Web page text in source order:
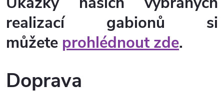
realizací gabionů si
můžete prohlédnout zde.
Doprava